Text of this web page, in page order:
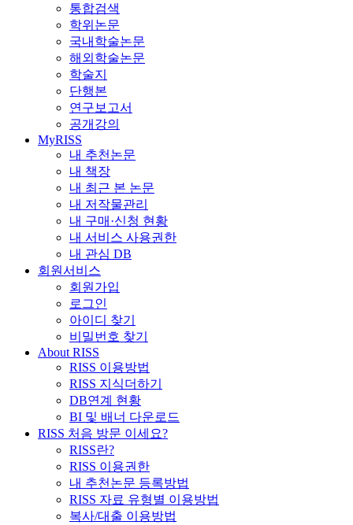
통합검색
학위논문
국내학술논문
해외학술논문
학술지
단행본
연구보고서
공개강의
MyRISS
내 추천논문
내 책장
내 최근 본 논문
내 저작물관리
내 구매·신청 현황
내 서비스 사용권한
내 관심 DB
회원서비스
회원가입
로그인
아이디 찾기
비밀번호 찾기
About RISS
RISS 이용방법
RISS 지식더하기
DB연계 현황
BI 및 배너 다운로드
RISS 처음 방문 이세요?
RISS란?
RISS 이용권한
내 추천논문 등록방법
RISS 자료 유형별 이용방법
복사/대출 이용방법